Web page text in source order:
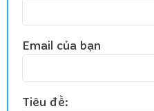
Email của bạn
Tiêu đề: